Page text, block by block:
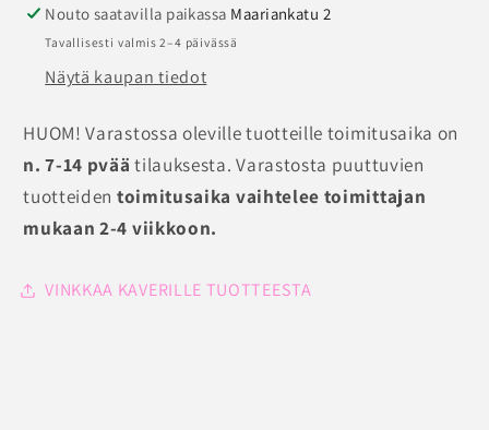
Nouto saatavilla paikassa Maariankatu 2
Tavallisesti valmis 2–4 päivässä
Näytä kaupan tiedot
HUOM! Varastossa oleville tuotteille toimitusaika on
n. 7-14 pvää tilauksesta. Varastosta puuttuvien
tuotteiden toimitusaika vaihtelee toimittajan
mukaan 2-4 viikkoon.
VINKKAA KAVERILLE TUOTTEESTA